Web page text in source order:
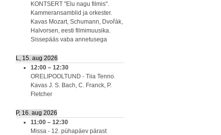
KONTSERT "Elu nagu filmis".
Kammeransamblid ja orkester.
Kavas Mozart, Schumann, Dvořák,
Halvorsen, eesti filmimuusika.
Sissepääs vaba annetusega
L, 15. aug 2026
12:00 – 12:30
ORELIPOOLTUND - Tiia Tenno.
Kavas J. S. Bach, C. Franck, P.
Fletcher
P, 16. aug 2026
11:00 – 12:30
Missa - 12. pühapäev pärast